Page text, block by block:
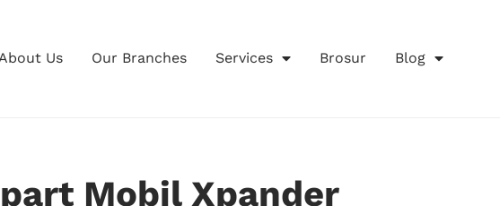
Us Our Branches Services Brosur Blog
Mobil Xpander